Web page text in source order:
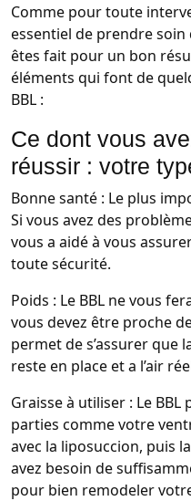
Comme pour toute
essentiel de prendre soin
êtes fait pour un bon
éléments qui font de
BBL :
Ce dont vous
réussir : votre
Bonne santé : Le plus
Si vous avez des
vous a aidé à vous
toute sécurité.
Poids : Le BBL ne vous
vous devez être proche
permet de s’assurer que
reste en place et a l’air
Graisse à utiliser : Le
parties comme votre
avec la liposuccion, puis
avez besoin de
pour bien remodeler